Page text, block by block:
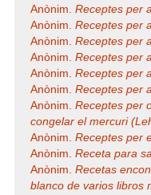
Anònim. Receptes per
Anònim. Receptes per
Anònim. Receptes per
Anònim. Receptes per
Anònim. Receptes per
Anònim. Receptes per
Anònim. Receptes per
congelar el mercuri
Anònim. Receptes per
Anònim. Receta para
Anònim. Recetas
blanco de varios libros